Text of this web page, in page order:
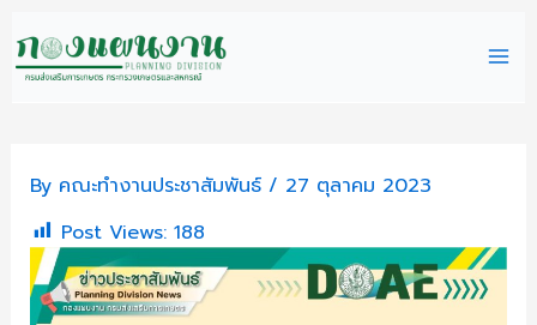
to
content
By คณะทำงานประชาสัมพันธ์ / 27 ตุลาคม 2023
Post Views: 188